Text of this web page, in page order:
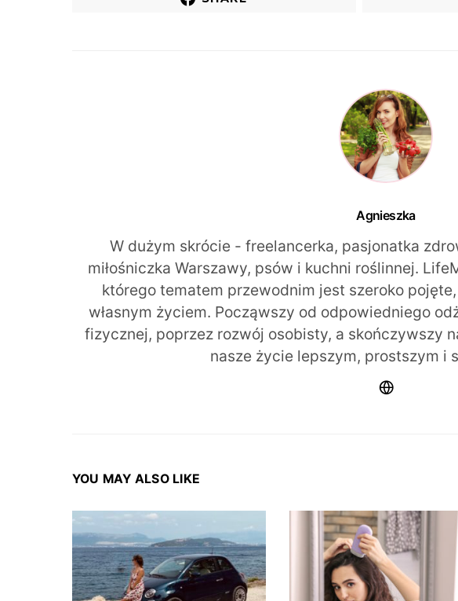
Agnieszka
W dużym skrócie - freelancerka, pasjonatka
miłośniczka Warszawy, psów i kuchni roślinnej.
którego tematem przewodnim jest szeroko
własnym życiem. Począwszy od odpowiedniego
fizycznej, poprzez rozwój osobisty, a skończywszy
nasze życie lepszym, prostszym i
YOU MAY ALSO LIKE